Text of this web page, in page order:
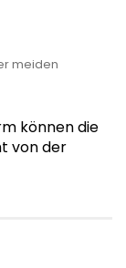
meiden
können die
von der